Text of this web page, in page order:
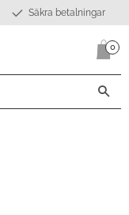
Säkra betalningar
0